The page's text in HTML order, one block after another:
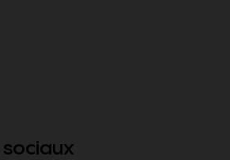
sociaux